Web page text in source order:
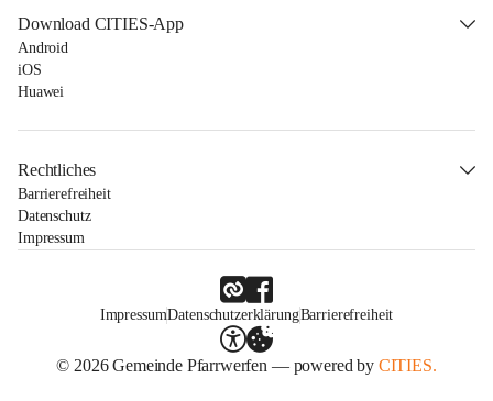
Download CITIES-App
Android
iOS
Huawei
Rechtliches
Barrierefreiheit
Datenschutz
Impressum
ImpressumDatenschutzerklärungBarrierefreiheit
© 2026 Gemeinde Pfarrwerfen — powered by CITIES.